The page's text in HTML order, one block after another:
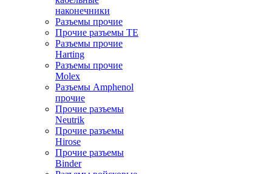
наконечники
Разъeмы прочие
Прочие разъемы TE
Разъемы прочие
Harting
Разъемы прочие
Molex
Разъемы Amphenol
прочие
Прочие разъемы
Neutrik
Прочие разъемы
Hirose
Прочие разъемы
Binder